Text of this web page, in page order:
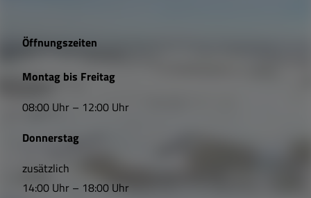
e
L
n
k
s
Öffnungszeiten
Montag bis Freitag
08:00 Uhr – 12:00 Uhr
Donnerstag
zusätzlich
14:00 Uhr – 18:00 Uhr